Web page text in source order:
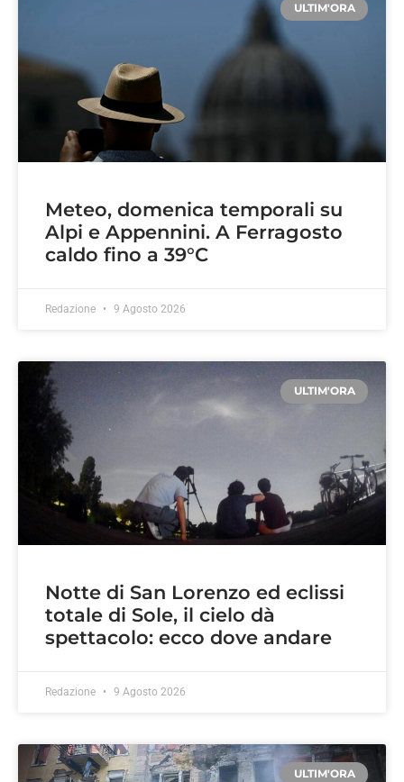
ULTIM'ORA
Meteo, domenica temporali su
Alpi e Appennini. A Ferragosto
caldo fino a 39°C
Redazione 9 Agosto 2026
ULTIM'ORA
Notte di San Lorenzo ed eclissi
totale di Sole, il cielo dà
spettacolo: ecco dove andare
Redazione 9 Agosto 2026
ULTIM'ORA